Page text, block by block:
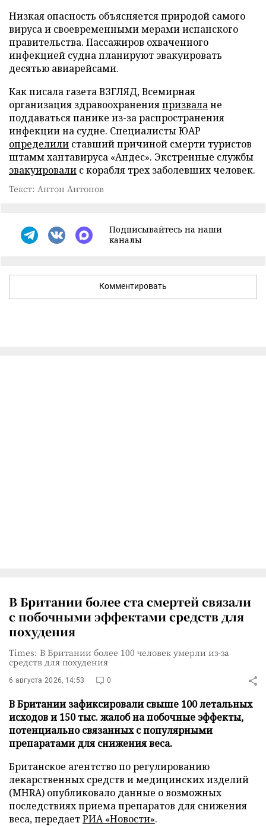
Низкая опасность объясняется природой самого
вируса и своевременными мерами испанского
правительства. Пассажиров охваченного
инфекцией судна планируют эвакуировать
десятью авиарейсами.
Как писала газета ВЗГЛЯД, Всемирная
организация здравоохраненияпризвалане
поддаваться панике из-за распространения
инфекции на судне. Специалисты ЮАР
определили ставший причиной смерти туристов
штамм хантавируса «Андес». Экстренные службы
эвакуировали с корабля трех заболевших человек.
Текст: Антон Антонов
Подписывайтесь на наши
каналы
Комментировать
В Британии более ста смертей связали
с побочными эффектами средств для
похудения
Times: В Британии более 100 человек умерли из-за
средств для похудения
6 августа 2026, 14:53 0
В Британии зафиксировали свыше 100 летальных
исходов и 150 тыс. жалоб на побочные эффекты,
потенциально связанных с популярными
препаратами для снижения веса.
Британское агентство по регулированию
лекарственных средств и медицинских изделий
(MHRA) опубликовало данные о возможных
последствиях приема препаратов для снижения
веса, передаетРИА «Новости».